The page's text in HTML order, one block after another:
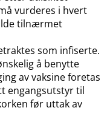
vurderes i hvert
tilnærmet
som infiserte.
å benytte
av vaksine foretas
engangsutstyr til
før uttak av